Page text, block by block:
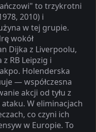
to trzykrotni
2010) i
w tej grupie.
wokół
Dijka z Liverpoolu,
RB Leipzig i
Holenderska
— współczesna
akcji od tyłu z
W eliminacjach
co czyni ich
w Europie. To